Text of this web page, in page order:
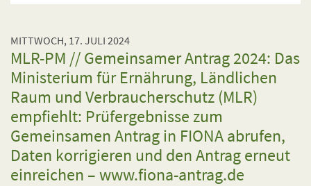
MITTWOCH, 17. JULI 2024
MLR-PM // Gemeinsamer Antrag 2024: Das
Ministerium für Ernährung, Ländlichen
Raum und Verbraucherschutz (MLR)
empfiehlt: Prüfergebnisse zum
Gemeinsamen Antrag in FIONA abrufen,
Daten korrigieren und den Antrag erneut
einreichen – www.fiona-antrag.de